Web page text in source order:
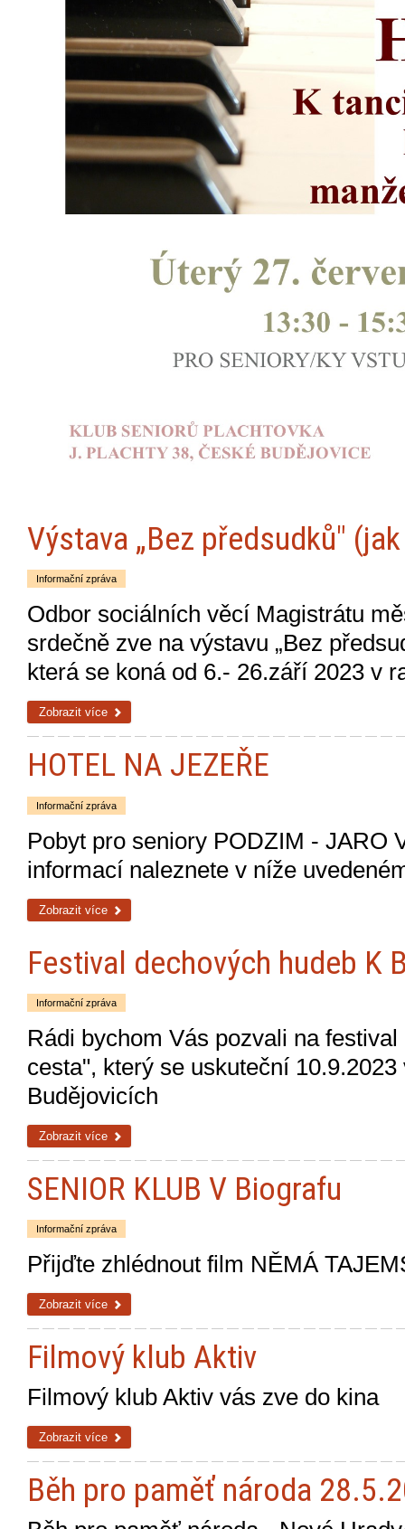
Výstava „Bez předsudků"
Informační zpráva
Odbor sociálních věcí Magistrátu
srdečně zve na výstavu „Bez
která se koná od 6.- 26.září 2023 v
Zobrazit více
HOTEL NA JEZEŘE
Informační zpráva
Pobyt pro seniory PODZIM - JARO
informací naleznete v níže
Zobrazit více
Festival dechových hudeb K
Informační zpráva
Rádi bychom Vás pozvali na
cesta", který se uskuteční
Budějovicích
Zobrazit více
SENIOR KLUB V Biografu
Informační zpráva
Přijďte zhlédnout film NĚMÁ
Zobrazit více
Filmový klub Aktiv
Filmový klub Aktiv vás zve do kina
Zobrazit více
Běh pro paměť národa